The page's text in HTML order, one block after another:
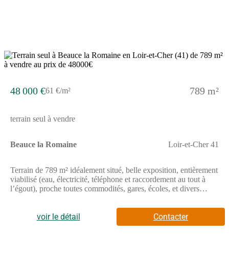
48 000 €61 €/m² 789 m²
terrain seul à vendre
Beauce la Romaine Loir-et-Cher 41
Terrain de 789 m² idéalement situé, belle exposition, entièrement
viabilisé (eau, électricité, téléphone et raccordement au tout à
l’égout), proche toutes commodités, gares, écoles, et divers
d'agence et de notaire à la charge de l'acquéreur. Ce terrain vous
est proposé, par nos partenaires fonciers, dans le cadre d'un
projet de construction avec nous. Les informations sur les
voir le détail Contacter